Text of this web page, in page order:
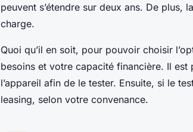
peuvent s’étendre sur deux ans. De plus,
charge.
Quoi qu’il en soit, pour pouvoir choisir
besoins et votre capacité financière. Il
l’appareil afin de le tester. Ensuite, si le
leasing, selon votre convenance.